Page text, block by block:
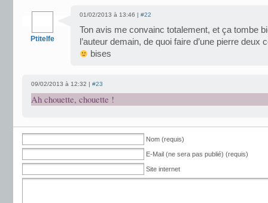
Ptitelfe
01/02/2013 à 13:46 | #22
Ton avis me convainc totalement, et ça tombe
l’auteur demain, de quoi faire d’une pierre
bises
09/02/2013 à 12:32 | #23
Ah chouette, chouette !
Nom (requis)
E-Mail (ne sera pas publié) (requis)
Site internet